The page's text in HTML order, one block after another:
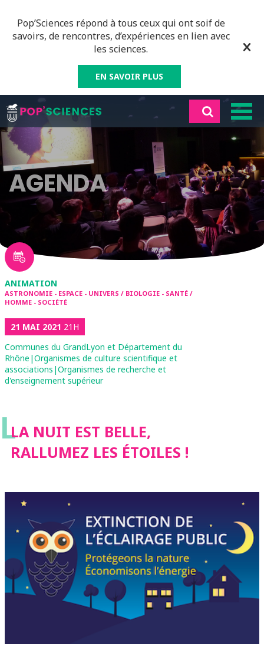
Pop’Sciences répond à tous ceux qui ont soif de
savoirs, de rencontres, d’expériences en lien avec
les sciences.
EN SAVOIR PLUS
AGENDA
ANIMATION
ASTRONOMIE - ESPACE - UNIVERS / BIOLOGIE - SANTÉ /
HOMME - SOCIÉTÉ
21 MAI 2021 21H
Communes du GrandLyon et Département du
Rhône|Organismes de culture scientifique et
associations|Organismes de recherche et
d'enseignement supérieur
LLA NUIT EST BELLE,
RALLUMEZ LES ÉTOILES !